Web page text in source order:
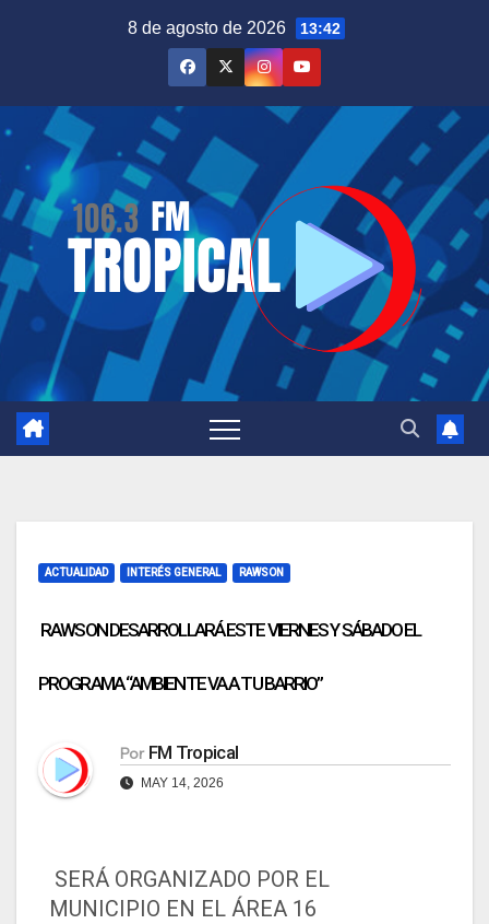
8 de agosto de 2026 13:42
ACTUALIDAD INTERÉS GENERAL RAWSON
RAWSON DESARROLLARÁ ESTE VIERNES Y SÁBADO EL
PROGRAMA “AMBIENTE VA A TU BARRIO”
Por FM Tropical
MAY 14, 2026
SERÁ ORGANIZADO POR EL
MUNICIPIO EN EL ÁREA 16